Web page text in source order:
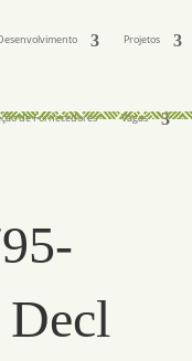
Projetos
de Fornecedores Vagas